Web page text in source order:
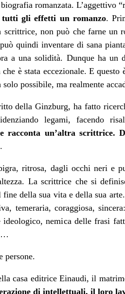
romanzata. L’aggettivo
gli effetti un romanzo.
non può che farne un
quindi inventare di sana
a una solidità. Dunque ha un
è stata eccezionale. E
possibile, ma realmente
della Ginzburg, ha fatto
legami, facendo
racconta un’altra scrittrice.
ritrosa, dagli occhi neri e
La scrittrice che si
della sua vita e della sua arte.
temeraria, coraggiosa,
nemica delle frasi
persone.
casa editrice Einaudi, il
di intellettuali, il loro